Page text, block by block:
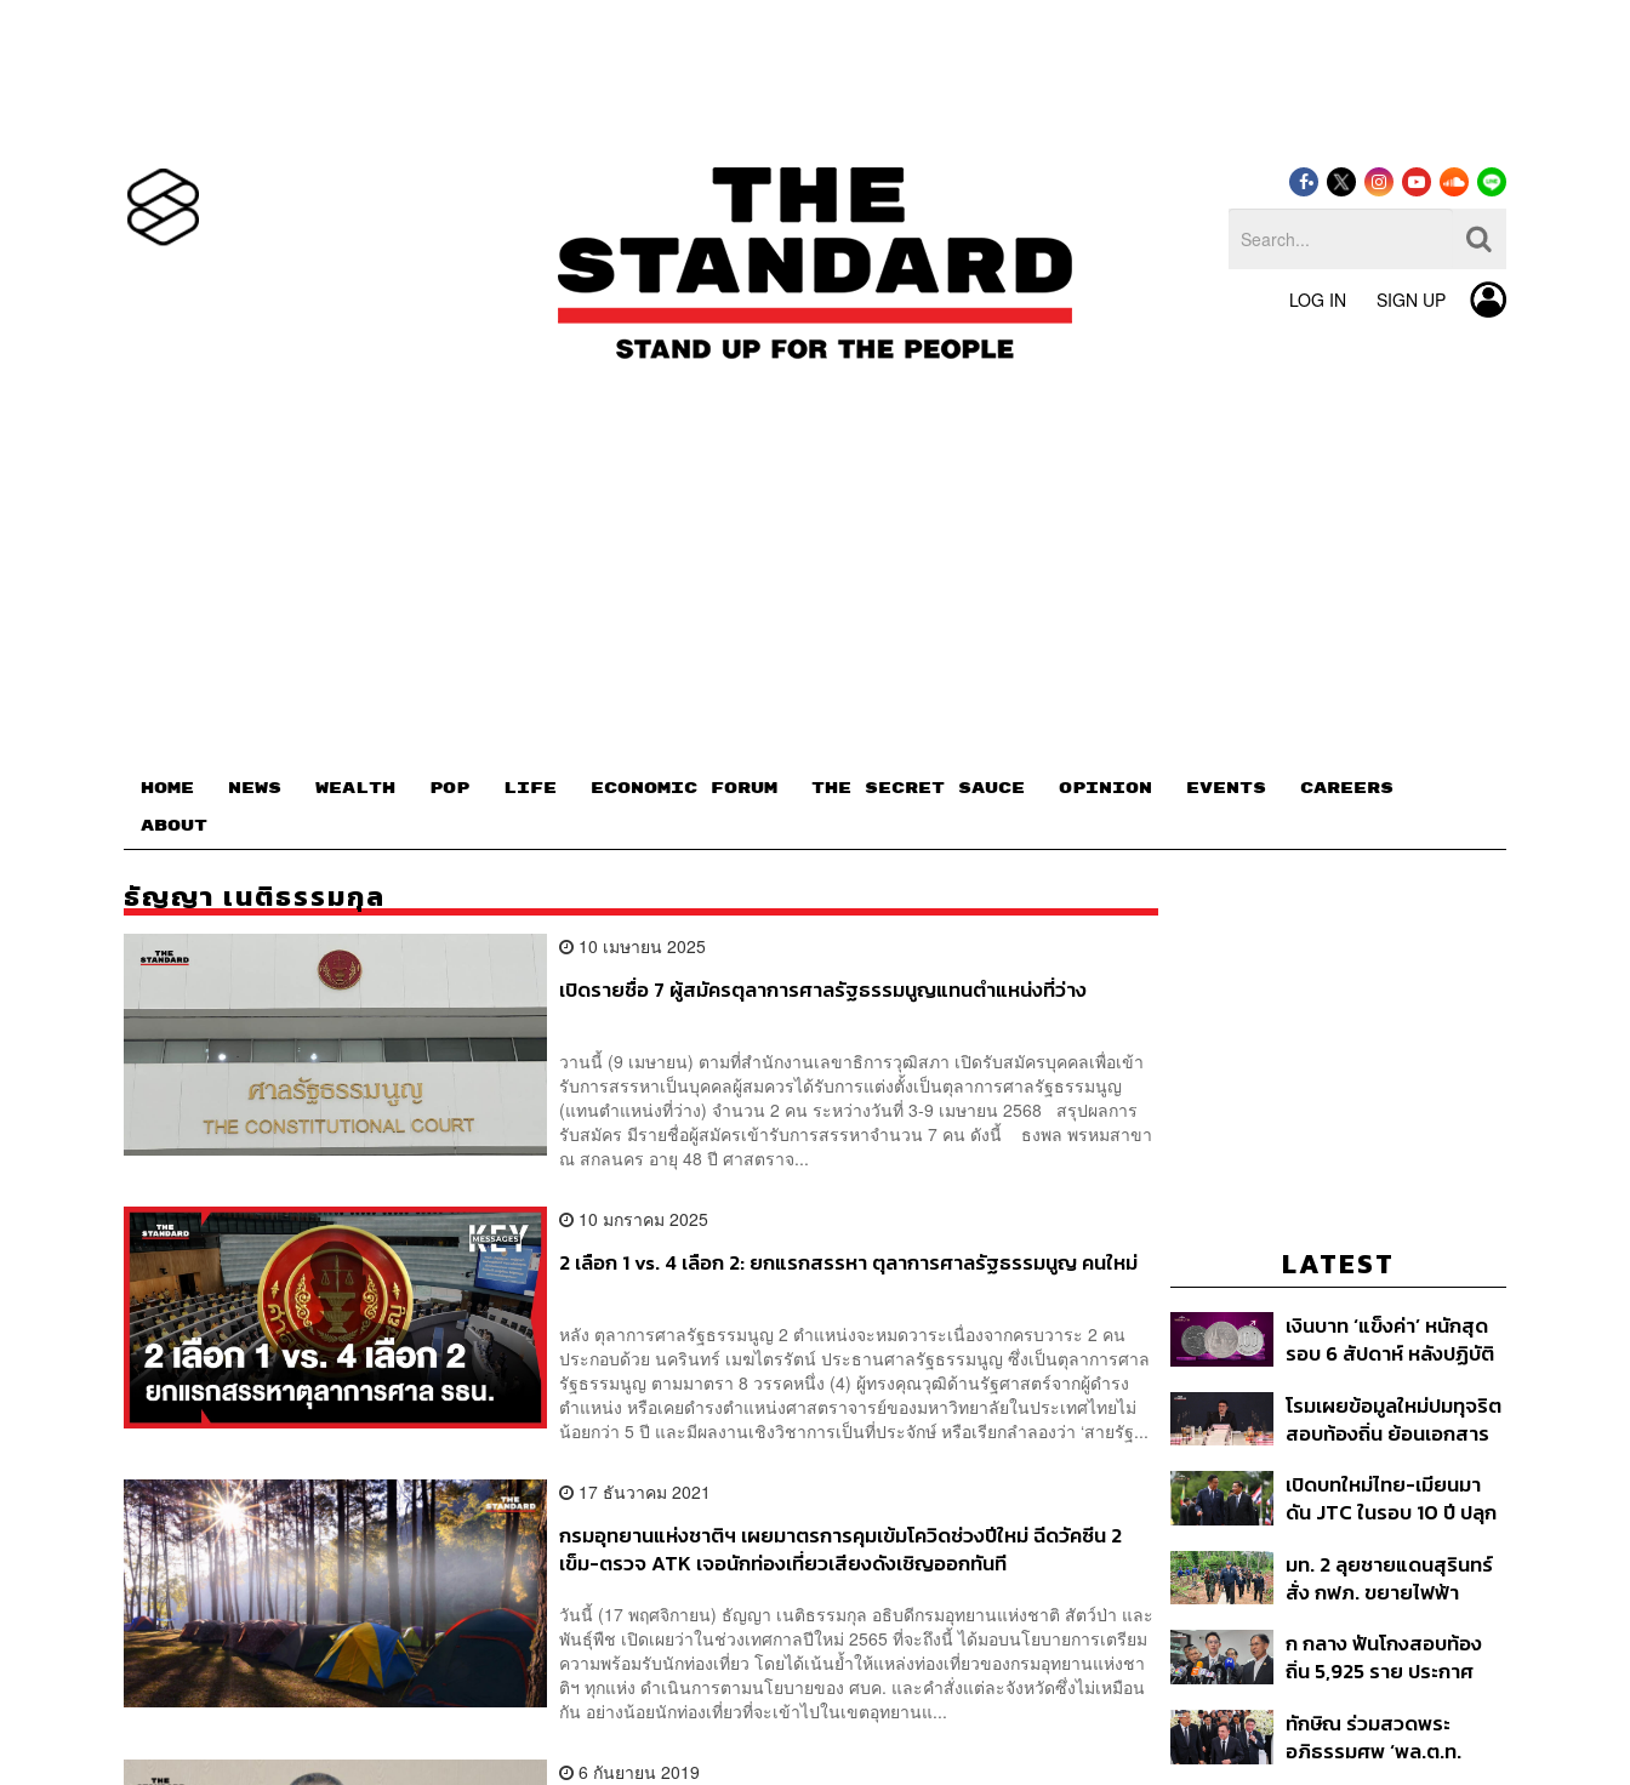
LOG IN SIGN UP
HOME NEWS WEALTH POP LIFE ECONOMIC FORUM THE SECRET SAUCE​ OPINION EVENTS CAREERS
ABOUT
ธัญญา เนติธรรมกุล
10 เมษายน 2025
เปิดรายชื่อ 7 ผู้สมัครตุลาการศาลรัฐธรรมนูญแทนตำแหน่งที่ว่าง
วานนี้ (9 เมษายน) ตามที่สำนักงานเลขาธิการวุฒิสภา เปิดรับสมัครบุคคลเพื่อเข้า
รับการสรรหาเป็นบุคคลผู้สมควรได้รับการแต่งตั้งเป็นตุลาการศาลรัฐธรรมนูญ
(แทนตำแหน่งที่ว่าง) จำนวน 2 คน ระหว่างวันที่ 3-9 เมษายน 2568 สรุปผลการ
รับสมัคร มีรายชื่อผู้สมัครเข้ารับการสรรหาจำนวน 7 คน ดังนี้ ธงพล พรหมสาขา
ณ สกลนคร อายุ 48 ปี ศาสตราจ...
10 มกราคม 2025
2 เลือก 1 vs. 4 เลือก 2: ยกแรกสรรหา ตุลาการศาลรัฐธรรมนูญ คนใหม่
หลัง ตุลาการศาลรัฐธรรมนูญ 2 ตำแหน่งจะหมดวาระเนื่องจากครบวาระ 2 คน
ประกอบด้วย ​นครินทร์ เมฆไตรรัตน์ ประธานศาลรัฐธรรมนูญ ซึ่งเป็นตุลาการศาล
รัฐธรรมนูญ ตามมาตรา 8 วรรคหนึ่ง (4) ผู้ทรงคุณวุฒิด้านรัฐศาสตร์จากผู้ดำรง
ตำแหน่ง หรือเคยดำรงตำแหน่งศาสตราจารย์ของมหาวิทยาลัยในประเทศไทยไม่
น้อยกว่า 5 ปี และมีผลงานเชิงวิชาการเป็นที่ประจักษ์ หรือเรียกลำลองว่า ‘สายรัฐ...
17 ธันวาคม 2021
กรมอุทยานแห่งชาติฯ เผยมาตรการคุมเข้มโควิดช่วงปีใหม่ ฉีดวัคซีน 2
เข็ม-ตรวจ ATK เจอนักท่องเที่ยวเสียงดังเชิญออกทันที
วันนี้ (17 พฤศจิกายน) ธัญญา เนติธรรมกุล อธิบดีกรมอุทยานแห่งชาติ สัตว์ป่า และ
พันธุ์พืช เปิดเผยว่าในช่วงเทศกาลปีใหม่ 2565 ที่จะถึงนี้ ได้มอบนโยบายการเตรียม
ความพร้อมรับนักท่องเที่ยว โดยได้เน้นย้ำให้แหล่งท่องเที่ยวของกรมอุทยานแห่งชา
ติฯ ทุกแห่ง ดำเนินการตามนโยบายของ ศบค. และคำสั่งแต่ละจังหวัดซึ่งไม่เหมือน
กัน อย่างน้อยนักท่องเที่ยวที่จะเข้าไปในเขตอุทยานแ...
6 กันยายน 2019
LATEST
เงินบาท ‘แข็งค่า’ หนักสุด
รอบ 6 สัปดาห์ หลังปฏิบัติ
สหรัฐฯ-ญี่ปุ่น Standard
Chartered เปิดเป้าสิ้นปีนี้
ต่อดอลลาร์
โรมเผยข้อมูลใหม่ปมทุจริต
สอบท้องถิ่น ย้อนเอกสาร
อนุทิน จ่อสอบต่อเอี่ยว
ตัดตอน ม.บูรพา หรือไม่
เปิดบทใหม่ไทย-เมียนมา
ดัน JTC ในรอบ 10 ปี ปลุก
ชายแดน ท่าเรือน้ำลึก
ทวาย
มท. 2 ลุยชายแดนสุรินทร์
สั่ง กฟภ. ขยายไฟฟ้า
350’ เสริมความมั่นคง
ชายแดน
ก กลาง ฟันโกงสอบท้อง
ถิ่น 5,925 ราย ประกาศ
ราย รอ ป.ป.ช. ขีดเส้นแล้ว
เสร็จ 31 ส.ค.
ทักษิณ ร่วมสวดพระ
อภิธรรมศพ ‘พล.ต.ท.